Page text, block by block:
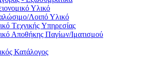
Υλικό
Λοιπό Υλικό
Tεχνικής Yπηρεσίας
Αποθήκης Παγίων/Ιματισμού
Κατάλογος